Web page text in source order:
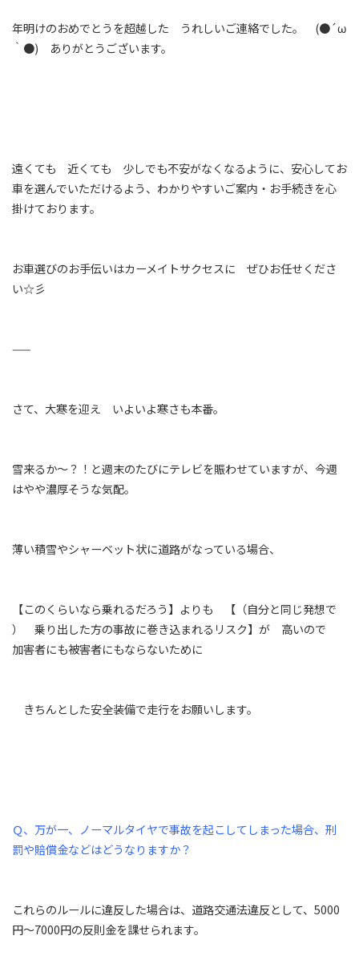
年明けのおめでとうを超越した うれしいご連絡でした。 (●´ω
｀●) ありがとうございます。
遠くても 近くても 少しでも不安がなくなるように、安心してお
車を選んでいただけるよう、わかりやすいご案内・お手続きを心
掛けております。
お車選びのお手伝いはカーメイトサクセスに ぜひお任せくださ
い☆彡
——
さて、大寒を迎え いよいよ寒さも本番。
雪来るか～？！と週末のたびにテレビを賑わせていますが、今週
はやや濃厚そうな気配。
薄い積雪やシャーベット状に道路がなっている場合、
【このくらいなら乗れるだろう】よりも 【（自分と同じ発想で
） 乗り出した方の事故に巻き込まれるリスク】が 高いので
加害者にも被害者にもならないために
きちんとした安全装備で走行をお願いします。
Ｑ、万が一、ノーマルタイヤで事故を起こしてしまった場合、刑
罰や賠償金などはどうなりますか？
これらのルールに違反した場合は、道路交通法違反として、5000
円～7000円の反則金を課せられます。